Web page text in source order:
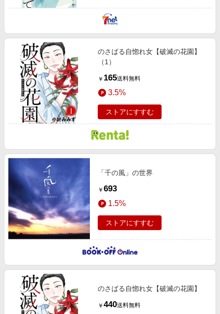
のさばる自惚れ女【破滅の花園】
（1）
￥ 165送料無料
3.5%
ストアにすすむ
「千の風」の世界
￥ 693
1.5%
ストアにすすむ
のさばる自惚れ女【破滅の花園】
￥ 440送料無料